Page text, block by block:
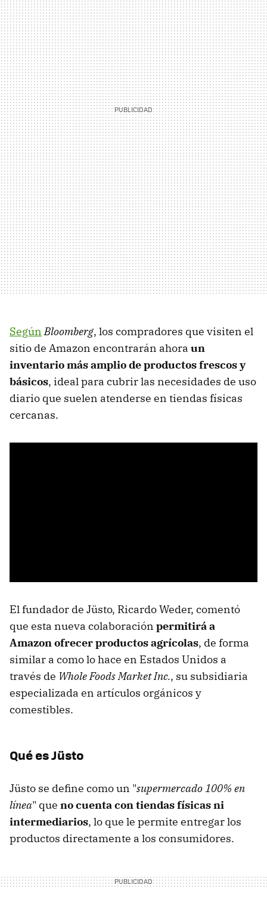
Según Bloomberg, los compradores que visiten el
sitio de Amazon encontrarán ahora un
inventario más amplio de productos frescos y
básicos, ideal para cubrir las necesidades de uso
diario que suelen atenderse en tiendas físicas
cercanas.
El fundador de Jüsto, Ricardo Weder, comentó
que esta nueva colaboración permitirá a
Amazon ofrecer productos agrícolas, de forma
similar a como lo hace en Estados Unidos a
través de Whole Foods Market Inc., su subsidiaria
especializada en artículos orgánicos y
comestibles.
Qué es Jüsto
Jüsto se define como un "supermercado 100% en
línea" que no cuenta con tiendas físicas ni
intermediarios, lo que le permite entregar los
productos directamente a los consumidores.